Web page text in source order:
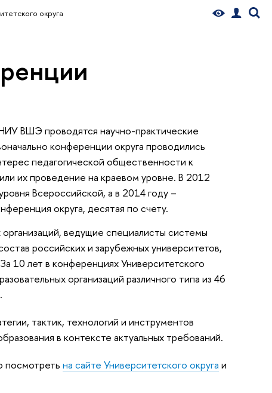
округа
ВШЭ проводятся научно-практические
конференции округа проводились
педагогической общественности к
их проведение на краевом уровне. В 2012
Всероссийской, а в 2014 году –
округа, десятая по счету.
ведущие специалисты системы
российских и зарубежных университетов,
10 лет в конференциях Университетского
организаций различного типа из 46
тактик, технологий и инструментов
в контексте актуальных требований.
посмотреть на сайте Университетского округа и